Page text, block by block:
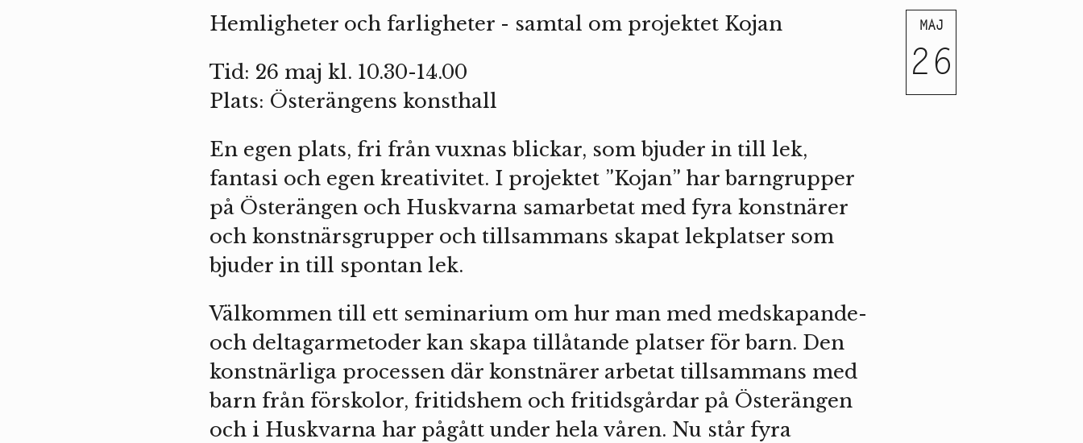
MAJ
26
Hemligheter och farligheter - samtal om projektet Kojan
Tid: 26 maj kl. 10.30-14.00
Plats: Österängens konsthall
En egen plats, fri från vuxnas blickar, som bjuder in till lek,
fantasi och egen kreativitet. I projektet ”Kojan” har barngrupper
på Österängen och Huskvarna samarbetat med fyra konstnärer
och konstnärsgrupper och tillsammans skapat lekplatser som
bjuder in till spontan lek.
Välkommen till ett seminarium om hur man med medskapande-
och deltagarmetoder kan skapa tillåtande platser för barn. Den
konstnärliga processen där konstnärer arbetat tillsammans med
barn från förskolor, fritidshem och fritidsgårdar på Österängen
och i Huskvarna har pågått under hela våren. Nu står fyra